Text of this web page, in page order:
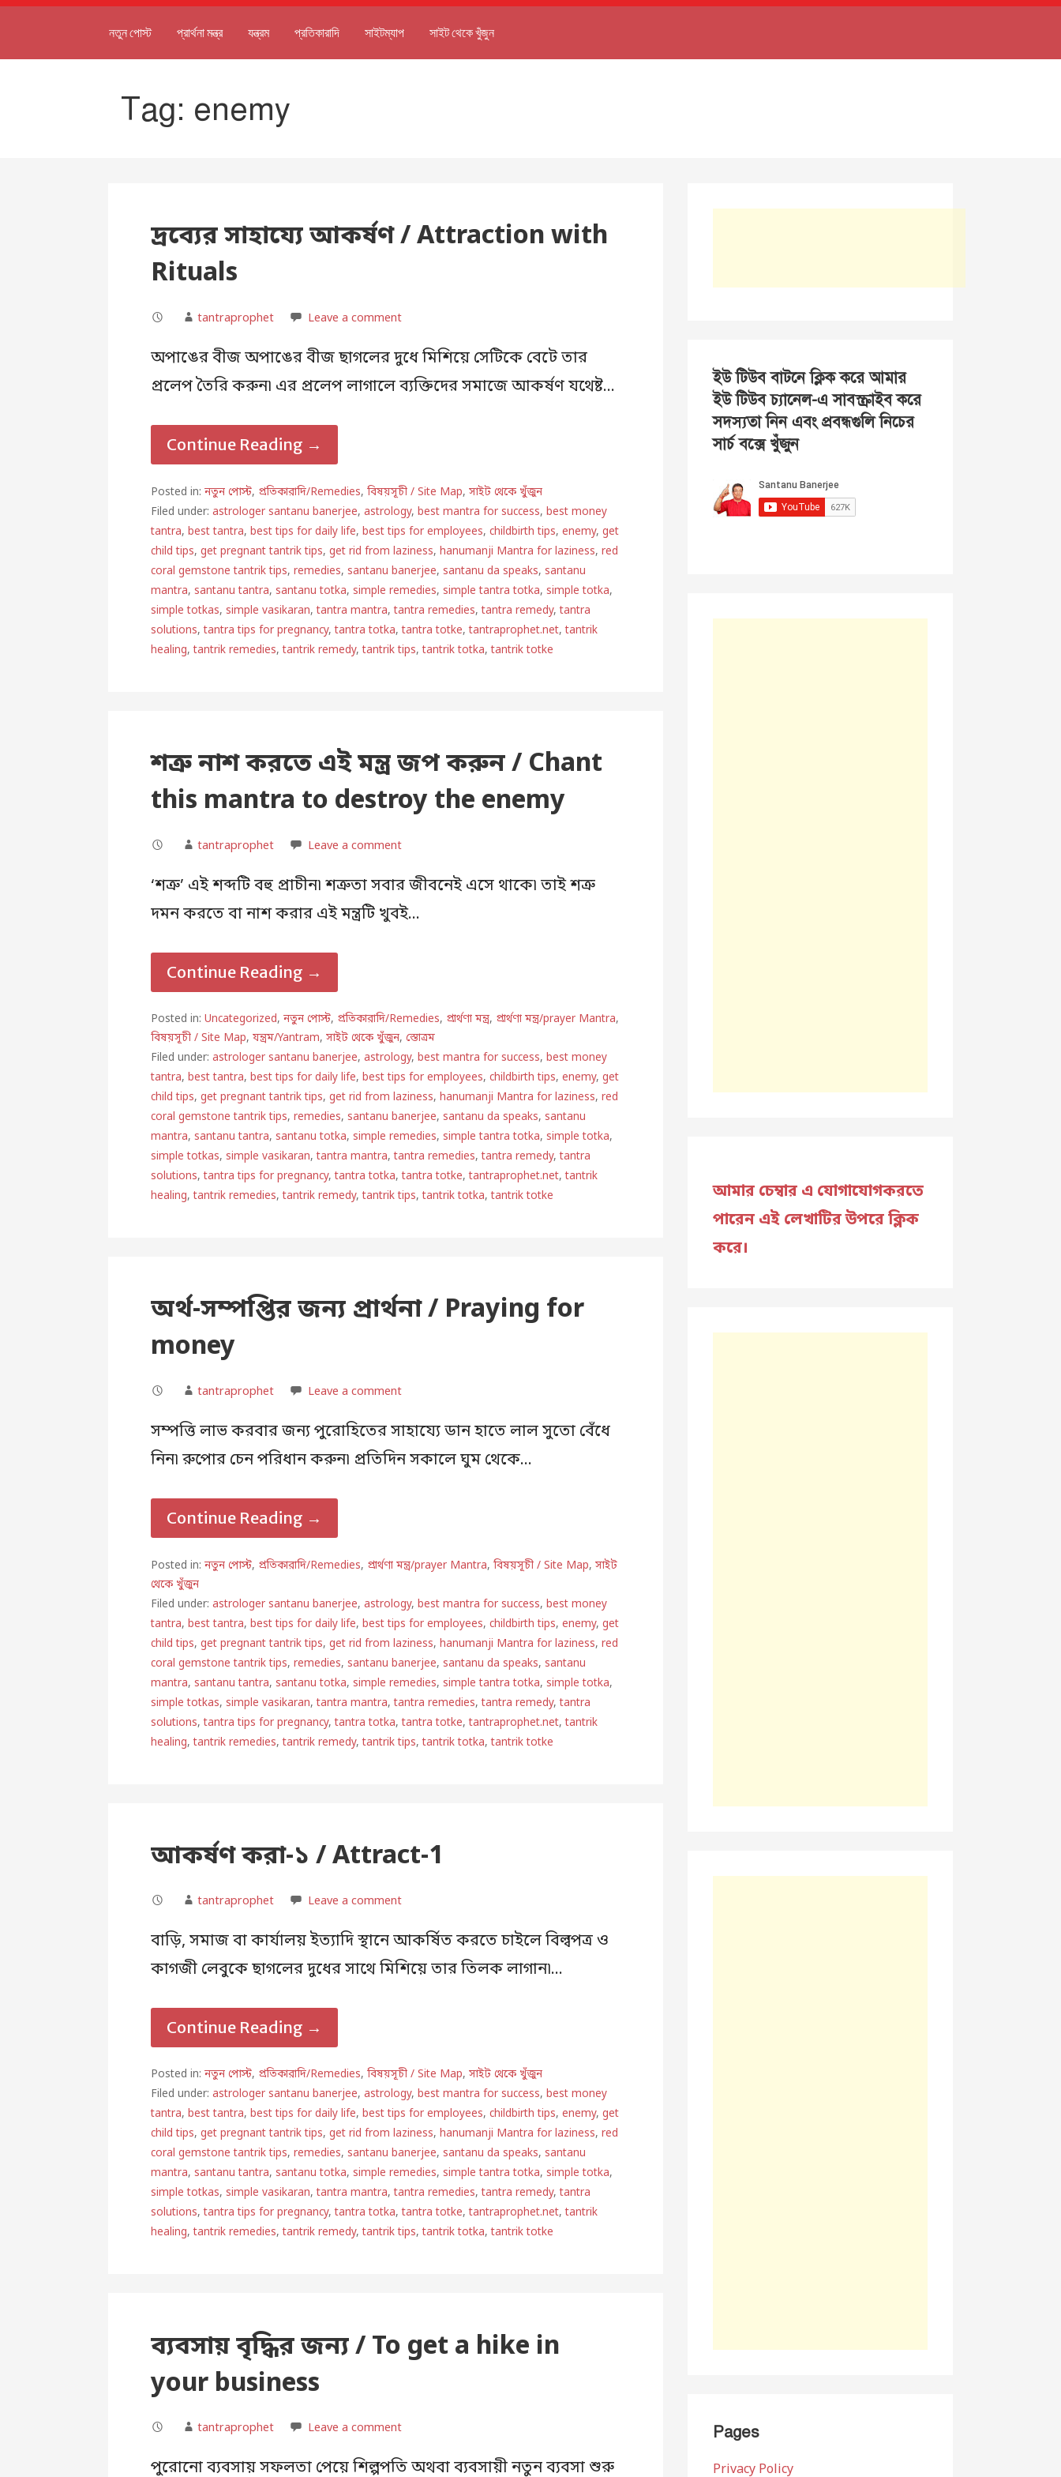
নতুন পোস্ট প্রার্থনা মন্ত্র যন্ত্রম প্রতিকারাদি সাইটম্যাপ সাইট থেকে খুঁজুন
Tag: enemy
দ্রব্যের সাহায্যে আকর্ষণ / Attraction with
Rituals
tantraprophet Leave a comment
অপাঙের বীজ অপাঙের বীজ ছাগলের দুধে মিশিয়ে সেটিকে বেটে তার
প্রলেপ তৈরি করুন৷ এর প্রলেপ লাগালে ব্যক্তিদের সমাজে আকর্ষণ যথেষ্ট…
Continue Reading →
Posted in:নতুন পোস্ট, প্রতিকারাদি/Remedies,বিষয়সূচী / Site Map,সাইট থেকে খুঁজুন
Filed under:astrologer santanu banerjee,astrology,best mantra for success,best money
tantra,best tantra,best tips for daily life,best tips for employees,childbirth tips,enemy,get
child tips,get pregnant tantrik tips,get rid from laziness,hanumanji Mantra for laziness,red
coral gemstone tantrik tips,remedies, santanu banerjee, santanu da speaks, santanu
mantra, santanu tantra, santanu totka, simple remedies, simple tantra totka, simple totka,
simple totkas, simple vasikaran,tantra mantra,tantra remedies,tantra remedy,tantra
solutions,tantra tips for pregnancy,tantra totka,tantra totke,tantraprophet.net,tantrik
healing,tantrik remedies,tantrik remedy,tantrik tips,tantrik totka,tantrik totke
শত্রু নাশ করতে এই মন্ত্র জপ করুন / Chant
this mantra to destroy the enemy
tantraprophet Leave a comment
‘শত্রু’ এই শব্দটি বহু প্রাচীন৷ শত্রুতা সবার জীবনেই এসে থাকে৷ তাই শত্রু
দমন করতে বা নাশ করার এই মন্ত্রটি খুবই…
Continue Reading →
Posted in:Uncategorized,নতুন পোস্ট, প্রতিকারাদি/Remedies, প্রার্থণা মন্ত্র, প্রার্থণা মন্ত্র/prayer Mantra,
বিষয়সূচী / Site Map,যন্ত্রম/Yantram,সাইট থেকে খুঁজুন, স্তোত্রম
Filed under:astrologer santanu banerjee,astrology,best mantra for success,best money
tantra,best tantra,best tips for daily life,best tips for employees,childbirth tips,enemy,get
child tips,get pregnant tantrik tips,get rid from laziness,hanumanji Mantra for laziness,red
coral gemstone tantrik tips,remedies, santanu banerjee, santanu da speaks, santanu
mantra, santanu tantra, santanu totka, simple remedies, simple tantra totka, simple totka,
simple totkas, simple vasikaran,tantra mantra,tantra remedies,tantra remedy,tantra
solutions,tantra tips for pregnancy,tantra totka,tantra totke,tantraprophet.net,tantrik
healing,tantrik remedies,tantrik remedy,tantrik tips,tantrik totka,tantrik totke
অর্থ-সম্পপ্তির জন্য প্রার্থনা / Praying for
money
tantraprophet Leave a comment
সম্পত্তি লাভ করবার জন্য পুরোহিতের সাহায্যে ডান হাতে লাল সুতো বেঁধে
নিন৷ রুপোর চেন পরিধান করুন৷ প্রতিদিন সকালে ঘুম থেকে…
Continue Reading →
Posted in:নতুন পোস্ট, প্রতিকারাদি/Remedies, প্রার্থণা মন্ত্র/prayer Mantra,বিষয়সূচী / Site Map,সাইট
থেকে খুঁজুন
Filed under:astrologer santanu banerjee,astrology,best mantra for success,best money
tantra,best tantra,best tips for daily life,best tips for employees,childbirth tips,enemy,get
child tips,get pregnant tantrik tips,get rid from laziness,hanumanji Mantra for laziness,red
coral gemstone tantrik tips,remedies, santanu banerjee, santanu da speaks, santanu
mantra, santanu tantra, santanu totka, simple remedies, simple tantra totka, simple totka,
simple totkas, simple vasikaran,tantra mantra,tantra remedies,tantra remedy,tantra
solutions,tantra tips for pregnancy,tantra totka,tantra totke,tantraprophet.net,tantrik
healing,tantrik remedies,tantrik remedy,tantrik tips,tantrik totka,tantrik totke
আকর্ষণ করা-১ / Attract-1
tantraprophet Leave a comment
বাড়ি, সমাজ বা কার্যালয় ইত্যাদি স্থানে আকর্ষিত করতে চাইলে বিল্বপত্র ও
কাগজী লেবুকে ছাগলের দুধের সাথে মিশিয়ে তার তিলক লাগান৷…
Continue Reading →
Posted in:নতুন পোস্ট, প্রতিকারাদি/Remedies,বিষয়সূচী / Site Map,সাইট থেকে খুঁজুন
Filed under:astrologer santanu banerjee,astrology,best mantra for success,best money
tantra,best tantra,best tips for daily life,best tips for employees,childbirth tips,enemy,get
child tips,get pregnant tantrik tips,get rid from laziness,hanumanji Mantra for laziness,red
coral gemstone tantrik tips,remedies, santanu banerjee, santanu da speaks, santanu
mantra, santanu tantra, santanu totka, simple remedies, simple tantra totka, simple totka,
simple totkas, simple vasikaran,tantra mantra,tantra remedies,tantra remedy,tantra
solutions,tantra tips for pregnancy,tantra totka,tantra totke,tantraprophet.net,tantrik
healing,tantrik remedies,tantrik remedy,tantrik tips,tantrik totka,tantrik totke
ব্যবসায় বৃদ্ধির জন্য / To get a hike in
your business
tantraprophet Leave a comment
পুরোনো ব্যবসায় সফলতা পেয়ে শিল্পপতি অথবা ব্যবসায়ী নতুন ব্যবসা শুরু
ইউ টিউব বাটনে ক্লিক করে আমার
ইউ টিউব চ্যানেল-এ সাবস্ক্রাইব করে
সদস্যতা নিন এবং প্রবন্ধগুলি নিচের
সার্চ বক্সে খুঁজুন
আমার চেম্বার এ যোগাযোগকরতে
পারেন এই লেখাটির উপরে ক্লিক
করে।
Pages
Privacy Policy